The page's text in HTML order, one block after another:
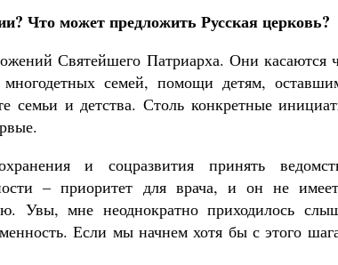
Что может предложить Русская церковь?
Святейшего Патриарха. Они касаются
семей, помощи детям,
семьи и детства. Столь конкретные
и соцразвития принять
– приоритет для врача, и он не
Увы, мне неоднократно приходилось
Если мы начнем хотя бы с этого